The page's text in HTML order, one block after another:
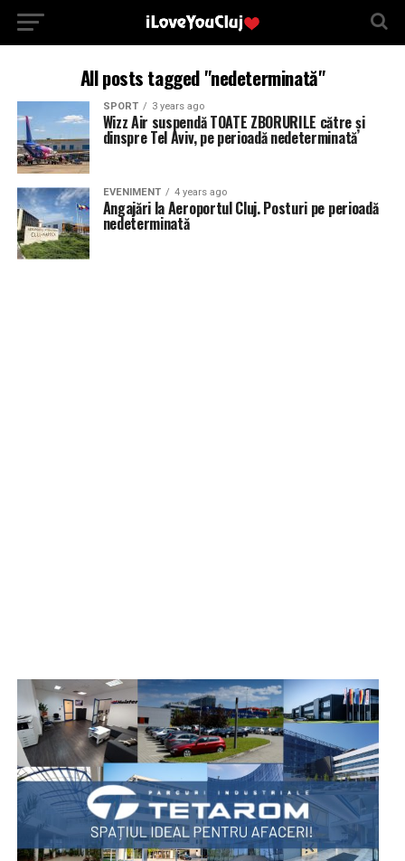
All posts tagged "nedeterminată"
SPORT 3 years ago
Wizz Air suspendă TOATE ZBORURILE către și
dinspre Tel Aviv, pe perioadă nedeterminată
EVENIMENT 4 years ago
Angajări la Aeroportul Cluj. Posturi pe perioadă
nedeterminată